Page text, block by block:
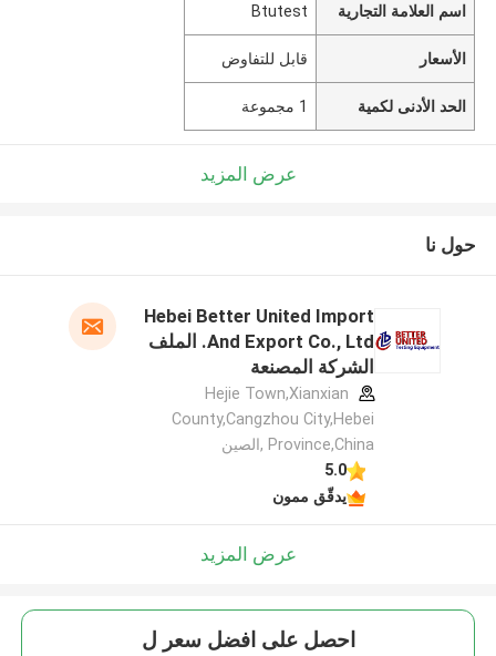
اسم العلامة التجارية Btutest
الأسعار قابل للتفاوض
الحد الأدنى لكمية 1 مجموعة
عرض المزيد
حول نا
Hebei Better United Import
And Export Co., Ltd. الملف
الشركة المصنعة
Hejie Town,Xianxian
County,Cangzhou City,Hebei
Province,China ,الصين
5.0
يدقّق ممون
عرض المزيد
احصل على افضل سعر ل